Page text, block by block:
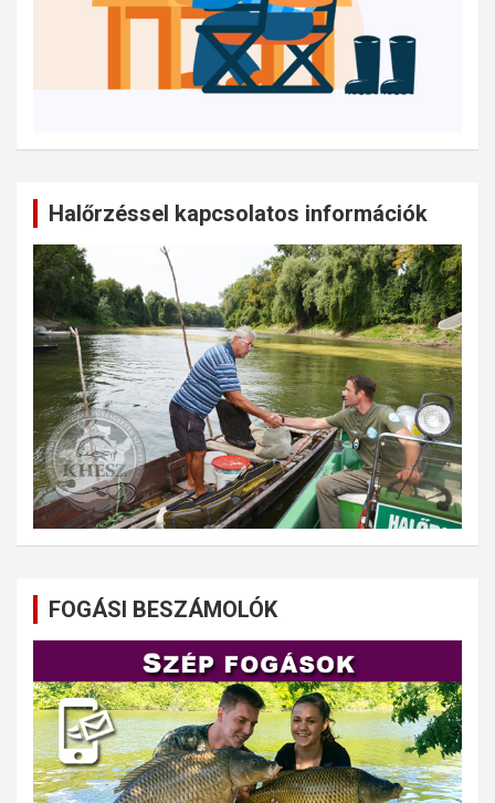
Halőrzéssel kapcsolatos információk
FOGÁSI BESZÁMOLÓK